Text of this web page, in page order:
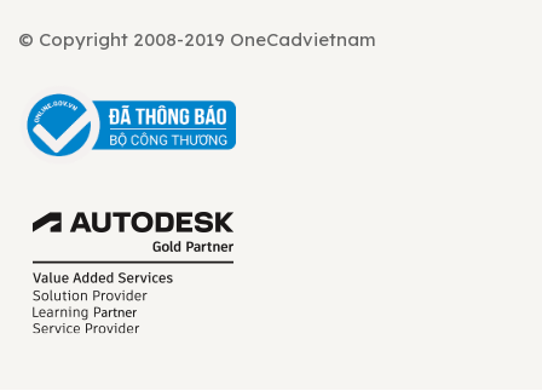
© Copyright 2008-2019 OneCadvietnam